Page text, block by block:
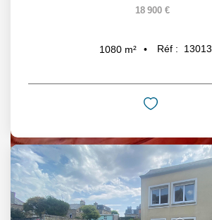
18 900 €
1080 m² Réf : 13013